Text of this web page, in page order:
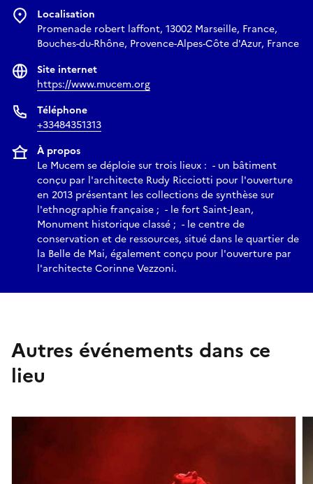
Localisation
Promenade robert laffont, 13002 Marseille, France,
Bouches-du-Rhône, Provence-Alpes-Côte d'Azur, France
Site internet
https://www.mucem.org
Téléphone
+33484351313
À propos
Le Mucem se déploie sur trois lieux : - un bâtiment
conçu par l'architecte Rudy Ricciotti pour l'ouverture
en 2013 présentant les collections de synthèse sur
l'ethnographie française ; - le fort Saint-Jean,
Monument historique classé ; - le centre de
conservation et de ressources, situé dans le quartier de
la Belle de Mai, également conçu pour l'ouverture par
l'architecte Corinne Vezzoni.
Autres événements dans ce
lieu